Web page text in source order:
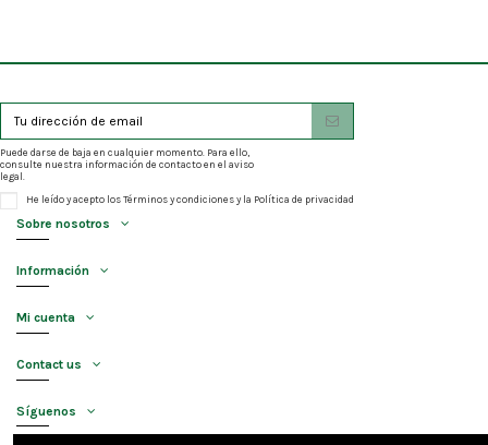
Puede darse de baja en cualquier momento. Para ello,
consulte nuestra información de contacto en el aviso
legal.
He leído y acepto losTérminos y condicionesy la Política de privacidad
Sobre nosotros
Información
Mi cuenta
Contact us
Síguenos